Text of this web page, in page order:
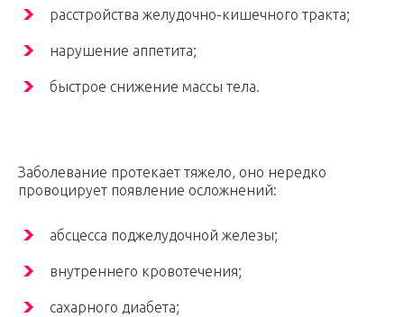
расстройства желудочно-кишечного тракта;
нарушение аппетита;
быстрое снижение массы тела.
Заболевание протекает тяжело, оно нередко
провоцирует появление осложнений:
абсцесса поджелудочной железы;
внутреннего кровотечения;
сахарного диабета;